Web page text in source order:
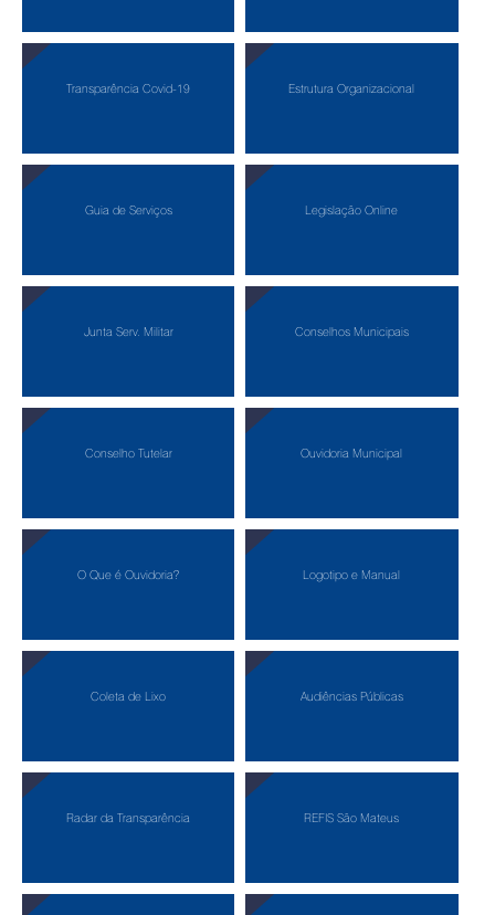
Transparência Covid-19 Estrutura Organizacional
Guia de Serviços Legislação Online
Junta Serv. Militar Conselhos Municipais
Conselho Tutelar Ouvidoria Municipal
O Que é Ouvidoria? Logotipo e Manual
Coleta de Lixo Audiências Públicas
Radar da Transparência REFIS São Mateus